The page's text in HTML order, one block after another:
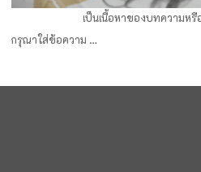
เป็นเนื้อหาของบทความหรื
กรุณาใส่ข้อความ …